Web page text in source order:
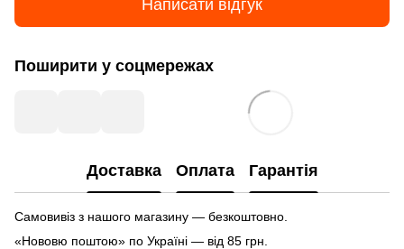
Написати відгук
Поширити у соцмережах
Доставка Оплата Гарантія
Самовивіз з нашого магазину — безкоштовно.
«Нововю поштою» по Україні — від 85 грн.